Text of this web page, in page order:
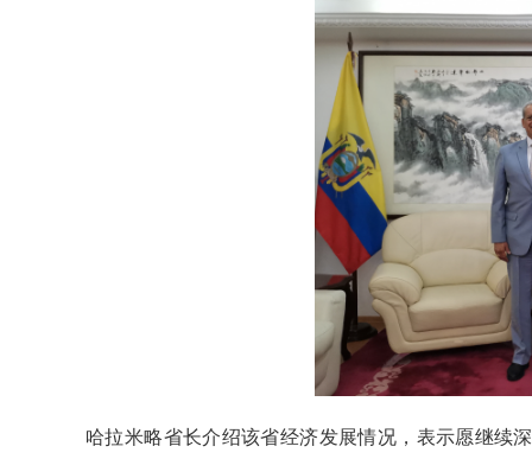
哈拉米略省长介绍该省经济发展情况，表示愿继续